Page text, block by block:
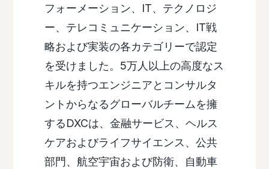
フォーメーション、IT、テクノロジ
ー、テレコミュニケーション、IT戦
略および実装の各カテゴリーで認定
を受けました。5万人以上の高度なス
キルを持つエンジニアとコンサルタ
ントからなるグローバルチームを擁
するDXCは、金融サービス、ヘルス
ケアおよびライフサイエンス、公共
部門、航空宇宙および防衛、自動車